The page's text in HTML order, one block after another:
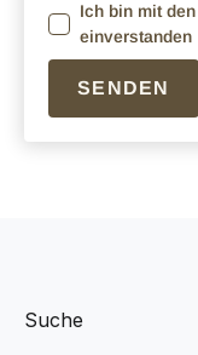
Ich bin mit den
einverstanden
SENDEN
Suche